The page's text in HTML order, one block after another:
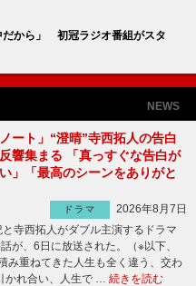
だから」 初冠ラジオ番組がスタ
NEWS
ノート」“澄晴”寺西拓人の告白
響集まる 「真っすぐな告白が
」「最高のシーンをありがと
ドラマ
2026年8月7日
寺西拓人がダブル主演するドラマ
が、6日に放送された。（※以下、
重ねてきた人生も全く違う、交わ
かれ合い、人生で … 続きを読む